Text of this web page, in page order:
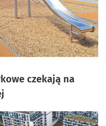
czekają na